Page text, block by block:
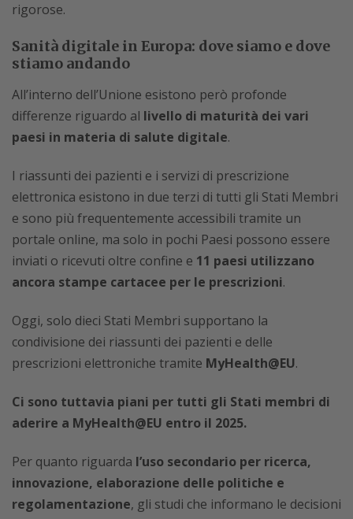
rigorose.
Sanità digitale in Europa: dove siamo e dove
stiamo andando
All’interno dell’Unione esistono però profonde
differenze riguardo al livello di maturità dei vari
paesi in materia di salute digitale.
I riassunti dei pazienti e i servizi di prescrizione
elettronica esistono in due terzi di tutti gli Stati Membri
e sono più frequentemente accessibili tramite un
portale online, ma solo in pochi Paesi possono essere
inviati o ricevuti oltre confine e 11 paesi utilizzano
ancora stampe cartacee per le prescrizioni.
Oggi, solo dieci Stati Membri supportano la
condivisione dei riassunti dei pazienti e delle
prescrizioni elettroniche tramite MyHealth@EU.
Ci sono tuttavia piani per tutti gli Stati membri di
aderire a MyHealth@EU entro il 2025.
Per quanto riguarda l’uso secondario per ricerca,
innovazione, elaborazione delle politiche e
regolamentazione, gli studi che informano le decisioni